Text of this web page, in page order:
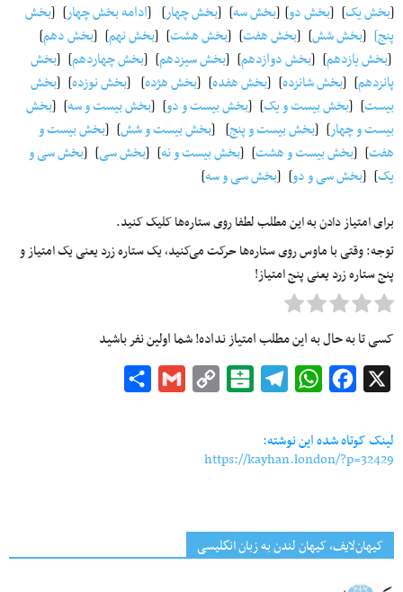
[بخش یک] [بخش دو] [بخش سه] [بخش چهار] [ادامه بخش چهار] [بخش
پنج] [بخش شش] [بخش هفت] [بخش هشت] [بخش نهم] [بخش دهم]
[بخش یازدهم] [بخش دوازدهم] [بخش سیزدهم] [بخش چهاردهم] [بخش
پانزدهم] [بخش شانزده] [بخش هفده] [بخش هژده] [بخش نوزده] [بخش
بیست] [بخش بیست و یک] [بخش بیست و دو] [بخش بیست و سه] [بخش
بیست و چهار] [بخش بیست و پنج] [بخش بیست و شش] [بخش بیست و
هفت] [بخش بیست و هشت] [بخش بیست و نه] [بخش سی] [بخش سی و
یک] [بخش سی و دو] [بخش سی و سه]
برای امتیاز دادن به این مطلب لطفا روی ستاره‌ها کلیک کنید.
توجه: وقتی با ماوس روی ستاره‌ها حرکت می‌کنید، یک ستاره زرد یعنی یک امتیاز و
پنج ستاره زرد یعنی پنج امتیاز!
کسی تا به حال به این مطلب امتیاز نداده! شما اولین نفر باشید
Facebook
WhatsApp
Telegram
Balatarin
Copy
Gmail
لینک کوتاه شده این نوشته:
https://kayhan.london/?p=32429
کیهان‌لایف، کیهان لندن به زبان انگلیسی